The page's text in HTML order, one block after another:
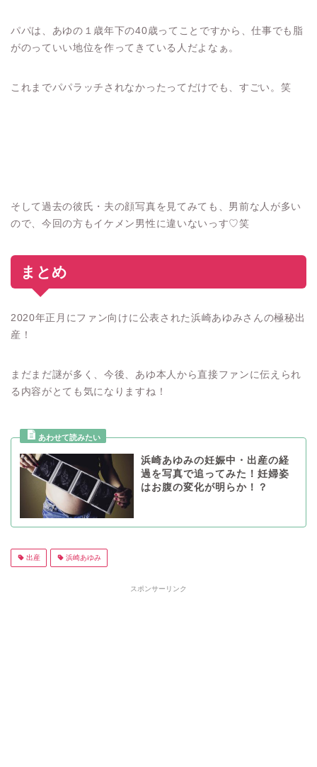
パパは、あゆの１歳年下の40歳ってことですから、仕事でも脂
がのっていい地位を作ってきている人だよなぁ。
これまでパパラッチされなかったってだけでも、すごい。笑
そして過去の彼氏・夫の顔写真を見てみても、男前な人が多い
ので、今回の方もイケメン男性に違いないっす♡笑
まとめ
2020年正月にファン向けに公表された浜崎あゆみさんの極秘出
産！
まだまだ謎が多く、今後、あゆ本人から直接ファンに伝えられ
る内容がとても気になりますね！
浜崎あゆみの妊娠中・出産の経
過を写真で追ってみた！妊婦姿
はお腹の変化が明らか！？
出産 浜崎あゆみ
スポンサーリンク